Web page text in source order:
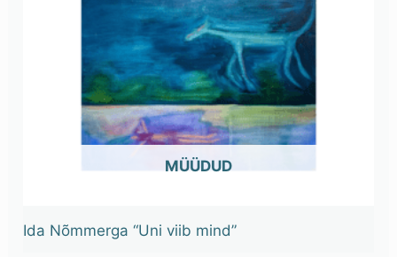
OUT OF STOCK
Ida Nõmmerga “Uni viib mind”